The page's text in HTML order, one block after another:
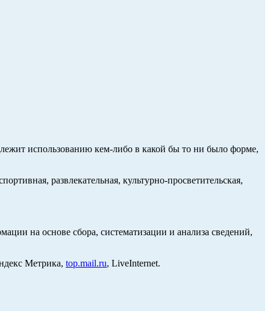
использованию кем-либо в какой бы то ни было форме,
развлекательная, культурно-просветительская,
на основе сбора, систематизации и анализа сведений,
Метрика, top.mail.ru, LiveInternet.